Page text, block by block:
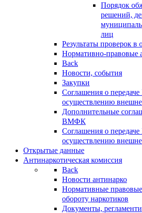
Порядок
решений,
лиц
Результаты проверок
Нормативно-правовые
Back
Новости, события
Закупки
Соглашения о
осуществлению
Дополнительные
ВМФК
Соглашения о
осуществлению
Открытые данные
Антинаркотическая комиссия
Back
Новости антинарко
Нормативные
обороту наркотиков
Документы,